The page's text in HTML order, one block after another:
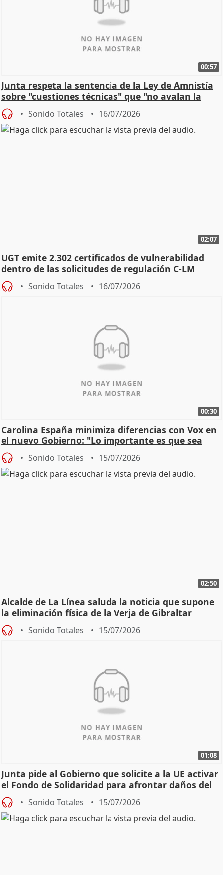
00:57
Junta respeta la sentencia de la Ley de Amnistía
sobre "cuestiones técnicas" que "no avalan la
const
Sonido Totales 16/07/2026
02:07
UGT emite 2.302 certificados de vulnerabilidad
dentro de las solicitudes de regulación C-LM
Sonido Totales 16/07/2026
00:30
Carolina España minimiza diferencias con Vox en
el nuevo Gobierno: "Lo importante es que sea
una leg
Sonido Totales 15/07/2026
02:50
Alcalde de La Línea saluda la noticia que supone
la eliminación física de la Verja de Gibraltar
Sonido Totales 15/07/2026
01:08
Junta pide al Gobierno que solicite a la UE activar
el Fondo de Solidaridad para afrontar daños del
Sonido Totales 15/07/2026